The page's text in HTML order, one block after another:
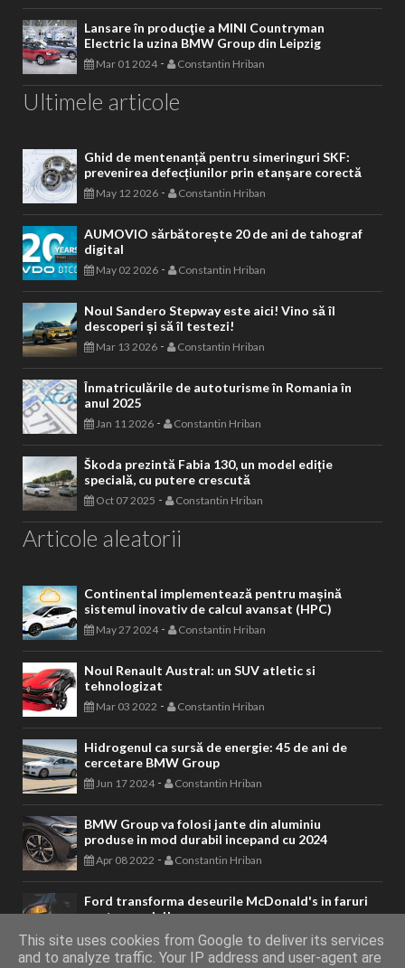
Lansare în producţie a MINI Countryman
Electric la uzina BMW Group din Leipzig
Mar 01 2024- Constantin Hriban
Ultimele articole
Ghid de mentenanță pentru simeringuri SKF:
prevenirea defecțiunilor prin etanșare corectă
May 12 2026 - Constantin Hriban
AUMOVIO sărbătorește 20 de ani de tahograf
digital
May 02 2026 - Constantin Hriban
Noul Sandero Stepway este aici! Vino să îl
descoperi și să îl testezi!
Mar 13 2026 - Constantin Hriban
Înmatriculările de autoturisme în Romania în
anul 2025
Jan 11 2026 - Constantin Hriban
Škoda prezintă Fabia 130, un model ediție
specială, cu putere crescută
Oct 07 2025 - Constantin Hriban
Articole aleatorii
Continental implementează pentru mașină
sistemul inovativ de calcul avansat (HPC)
May 27 2024- Constantin Hriban
Noul Renault Austral: un SUV atletic si
tehnologizat
Mar 03 2022 - Constantin Hriban
Hidrogenul ca sursă de energie: 45 de ani de
cercetare BMW Group
Jun 17 2024- Constantin Hriban
BMW Group va folosi jante din aluminiu
produse in mod durabil incepand cu 2024
Apr 08 2022 - Constantin Hriban
Ford transforma deseurile McDonald's in faruri
pentru masini!
Jan 16 2020- Constantin Hriban
This site uses cookies from Google to deliver its services
and to analyze traffic. Your IP address and user-agent are